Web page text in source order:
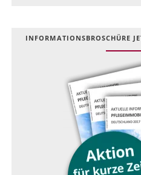
INFOR­MATIONS­BROSCHÜRE